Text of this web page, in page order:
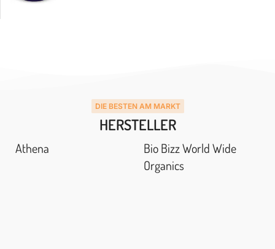
DIE BESTEN AM MARKT
HERSTELLER
Athena
Bio Bizz World Wide
Organics